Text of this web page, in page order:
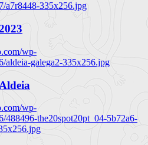
a7r8448-335x256.jpg
wp-
aldeia-galega2-335x256.jpg
wp-
488496-the20spot20pt_04-5b72a6-